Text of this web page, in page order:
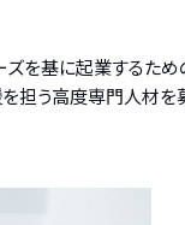
を基に起業するた
担う高度専門人材を